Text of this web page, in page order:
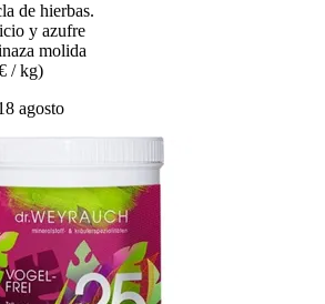
de hierbas.
y azufre
molida
/ kg)
agosto